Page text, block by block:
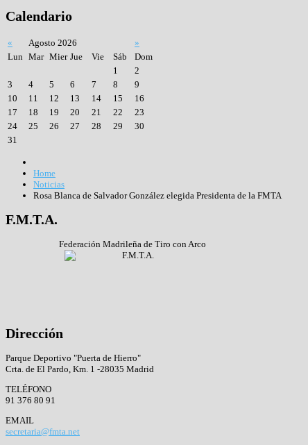
Calendario
« Agosto 2026
»
Lun Mar Mier Jue Vie Sáb
Dom
1
2
3
4 5 6 7 8
9
10
11 12 13 14 15
16
17
18 19 20 21 22
23
24
25 26 27 28 29
30
31
Home
Noticias
Rosa Blanca de Salvador González elegida Presidenta de la FMTA
F.M.T.A.
Federación Madrileña de Tiro con Arco
Dirección
Parque Deportivo "Puerta de Hierro"
Crta. de El Pardo, Km. 1 -28035 Madrid
TELÉFONO
91 376 80 91
EMAIL
secretaria@fmta.net